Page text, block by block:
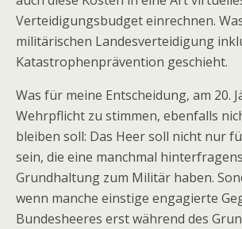
Verteidigungsbudget einrechnen.
militärischen Landesverteidigung
Katastrophenprävention geschieht.
Was für meine Entscheidung, am 20.
Wehrpflicht zu stimmen, ebenfalls
bleiben soll: Das Heer soll nicht nur
sein, die eine manchmal
Grundhaltung zum Militär haben.
wenn manche einstige engagierte
Bundesheeres erst während des